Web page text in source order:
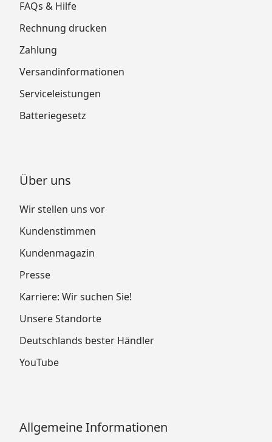
FAQs & Hilfe
Rechnung drucken
Zahlung
Versandinformationen
Serviceleistungen
Batteriegesetz
Über uns
Wir stellen uns vor
Kundenstimmen
Kundenmagazin
Presse
Karriere: Wir suchen Sie!
Unsere Standorte
Deutschlands bester Händler
YouTube
Allgemeine Informationen